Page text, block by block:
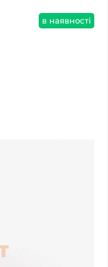
в наявності